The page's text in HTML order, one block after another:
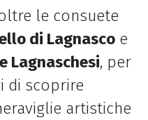
le consuete
di Lagnascoe
Lagnaschesi, per
di scoprire
artistiche